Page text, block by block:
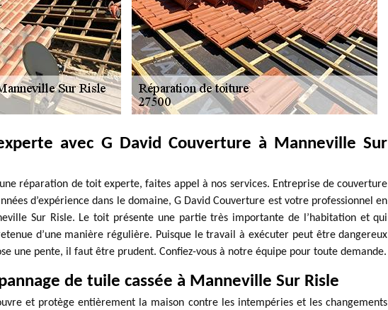
avec G David Couverture à Manneville Sur
réparation de toit experte, faites appel à nos services. Entreprise de couverture
d’expérience dans le domaine, G David Couverture est votre professionnel en
Sur Risle. Le toit présente une partie très importante de l’habitation et qui
d’une manière régulière. Puisque le travail à exécuter peut être dangereux
une pente, il faut être prudent. Confiez-vous à notre équipe pour toute demande.
de tuile cassée à Manneville Sur Risle
et protège entièrement la maison contre les intempéries et les changements